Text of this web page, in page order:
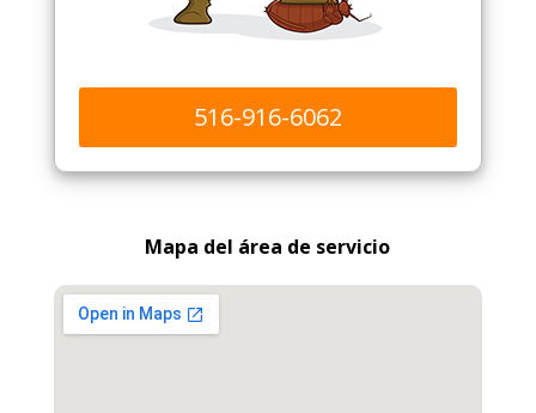
516-916-6062
Mapa del área de servicio